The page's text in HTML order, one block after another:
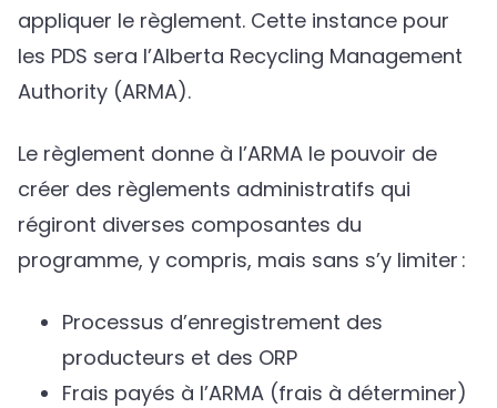
appliquer le règlement. Cette instance pour
les PDS sera l’Alberta Recycling Management
Authority (ARMA).
Le règlement donne à l’ARMA le pouvoir de
créer des règlements administratifs qui
régiront diverses composantes du
programme, y compris, mais sans s’y limiter :
Processus d’enregistrement des
producteurs et des ORP
Frais payés à l’ARMA (frais à déterminer)